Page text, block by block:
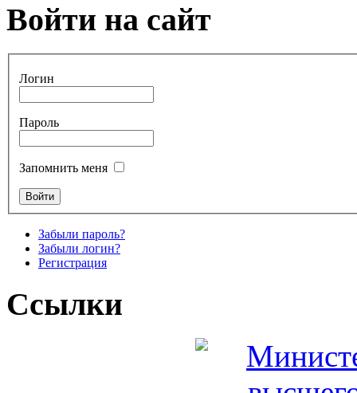
Войти на сайт
Логин
Пароль
Запомнить меня
Забыли пароль?
Забыли логин?
Регистрация
Ссылки